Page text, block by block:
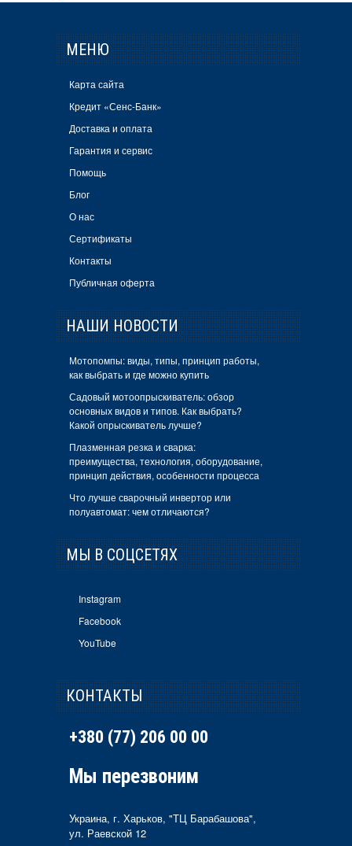
МЕНЮ
Карта сайта
Кредит «Сенс-Банк»
Доставка и оплата
Гарантия и сервис
Помощь
Блог
О нас
Сертификаты
Контакты
Публичная оферта
НАШИ НОВОСТИ
Мотопомпы: виды, типы, принцип работы,
как выбрать и где можно купить
Садовый мотоопрыскиватель: обзор
основных видов и типов. Как выбрать?
Какой опрыскиватель лучше?
Плазменная резка и сварка:
преимущества, технология, оборудование,
принцип действия, особенности процесса
Что лучше сварочный инвертор или
полуавтомат: чем отличаются?
МЫ В СОЦСЕТЯХ
Instagram
Facebook
YouTube
КОНТАКТЫ
+380 (77) 206 00 00
Мы перезвоним
Украина, г. Харьков, "ТЦ Барабашова",
ул. Раевской 12